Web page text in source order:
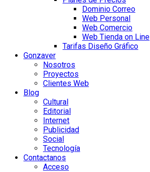
Dominio Correo
Web Personal
Web Comercio
Web Tienda on Line
Tarifas Diseño Gráfico
Gonzaver
Nosotros
Proyectos
Clientes Web
Blog
Cultural
Editorial
Internet
Publicidad
Social
Tecnología
Contactanos
Acceso